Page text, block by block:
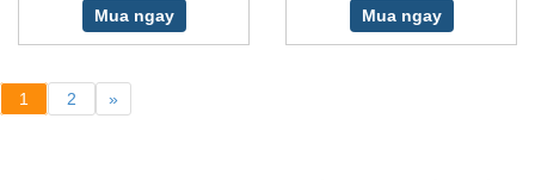
Mua ngay Mua ngay
1 2 »